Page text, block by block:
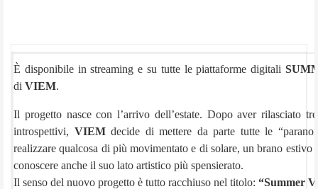
È disponibile in streaming e su tutte le piattaforme digitali
di VIEM.
Il progetto nasce con l’arrivo dell’estate. Dopo aver rilasciato
introspettivi, VIEMdecide di mettere da parte tutte le
realizzare qualcosa di più movimentato e di solare, un brano estivo
conoscere anche il suo lato artistico più spensierato.
Il senso del nuovo progetto è tutto racchiuso nel titolo: “Summer